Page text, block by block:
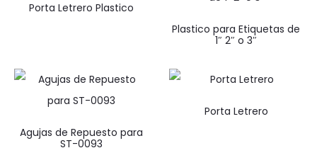
Porta Letrero Plastico
Plastico para Etiquetas de
1″ 2″ o 3″
Agujas de Repuesto para
ST-0093
Porta Letrero